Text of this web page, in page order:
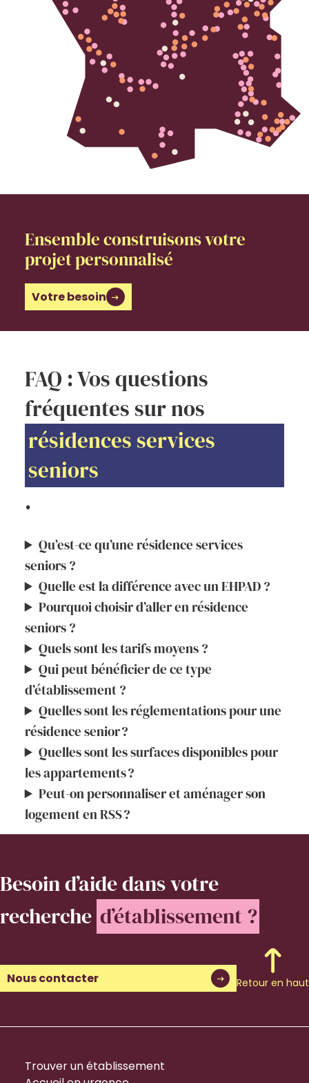
Ensemble construisons votre
projet personnalisé
Votre besoin
FAQ : Vos questions
fréquentes sur nos
résidences services
seniors
.
Qu’est-ce qu’une résidence services
seniors ?
Quelle est la différence avec un EHPAD ?
Pourquoi choisir d’aller en résidence
seniors ?
Quels sont les tarifs moyens ?
Qui peut bénéficier de ce type
d’établissement ?
Quelles sont les réglementations pour une
résidence senior ?
Quelles sont les surfaces disponibles pour
les appartements ?
Peut-on personnaliser et aménager son
logement en RSS ?
Besoin d’aidedans votre
recherche d’établissement ?
Nous contacter Retour en haut
Trouver un établissement